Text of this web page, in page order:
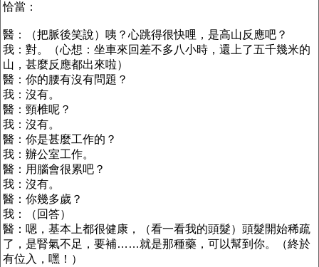
恰當：
醫：（把脈後笑說）咦？心跳得很快哩，是高山反應吧？
我：對。（心想：坐車來回差不多八小時，還上了五千幾米的
山，甚麼反應都出來啦）
醫：你的腰有沒有問題？
我：沒有。
醫：頸椎呢？
我：沒有。
醫：你是甚麼工作的？
我：辦公室工作。
醫：用腦會很累吧？
我：沒有。
醫：你幾多歲？
我：（回答）
醫：嗯，基本上都很健康，（看一看我的頭髮）頭髮開始稀疏
了，是腎氣不足，要補……就是那種藥，可以幫到你。（終於
有位入，嘿！）